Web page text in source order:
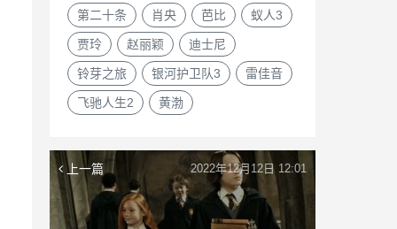
第二十条 肖央 芭比 蚁人3
贾玲 赵丽颖 迪士尼
铃芽之旅 银河护卫队3 雷佳音
飞驰人生2 黄渤
上一篇 2022年12月12日 12:01